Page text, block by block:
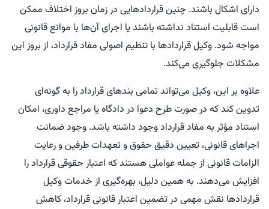
دارای اشکال باشند. چنین قراردادهایی در زمان بروز اختلاف ممکن
است قابلیت استناد نداشته باشند یا اجرای آن‌ها با موانع قانونی
مواجه شود. وکیل قراردادها با تنظیم اصولی مفاد قرارداد، از بروز این
مشکلات جلوگیری می‌کند.
علاوه بر این، وکیل می‌تواند تمامی بندهای قرارداد را به گونه‌ای
تدوین کند که در صورت طرح دعوا در دادگاه یا مراجع داوری، امکان
استناد مؤثر به مفاد قرارداد وجود داشته باشد. وجود ضمانت
اجراهای قانونی، تعیین دقیق حقوق و تعهدات طرفین و رعایت
الزامات قانونی از جمله عواملی هستند که اعتبار حقوقی قرارداد را
افزایش می‌دهند. به همین دلیل، بهره‌گیری از خدمات وکیل
قراردادها نقش مهمی در تضمین اعتبار قانونی قرارداد، کاهش